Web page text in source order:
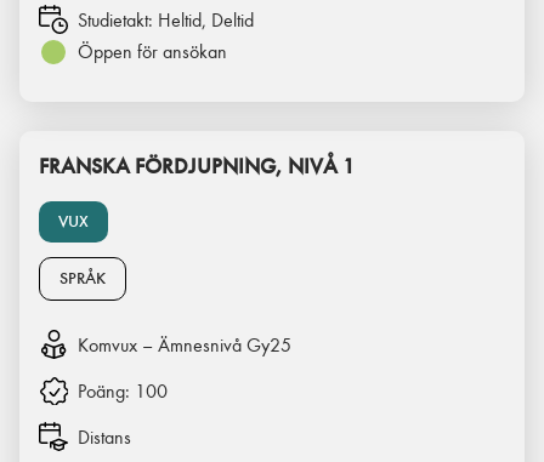
Studietakt: Heltid, Deltid
Öppen för ansökan
VUX
FRANSKA FÖRDJUPNING, NIVÅ 1
SPRÅK
Komvux – Ämnesnivå Gy25
Poäng: 100
Distans